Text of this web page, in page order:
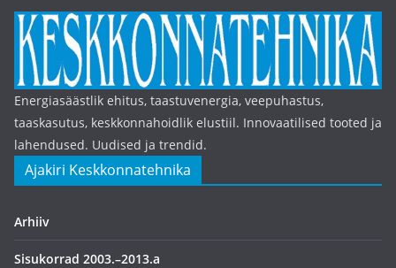
Energiasäästlik ehitus, taastuvenergia, veepuhastus,
taaskasutus, keskkonnahoidlik elustiil. Innovaatilised tooted ja
lahendused. Uudised ja trendid.
Ajakiri Keskkonnatehnika
Arhiiv
Sisukorrad 2003.–2013.a